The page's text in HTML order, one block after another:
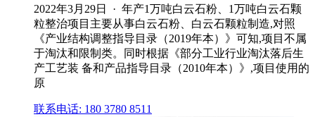
2022年3月29日 · 年产1万吨白云石粉、1万吨白云石颗
粒整治项目主要从事白云石粉、白云石颗粒制造,对照
《产业结构调整指导目录（2019年本）》可知,项目不属
于淘汰和限制类。同时根据《部分工业行业淘汰落后生
产工艺装 备和产品指导目录（2010年本）》,项目使用的
原
联系电话: 180 3780 8511